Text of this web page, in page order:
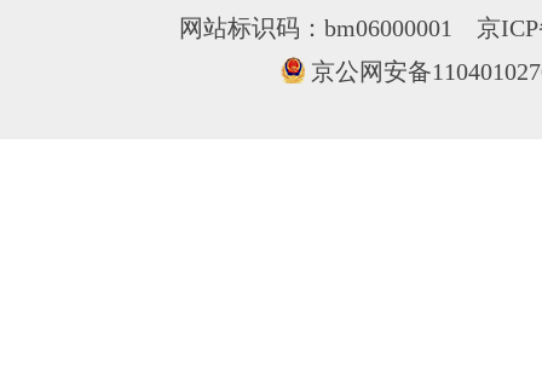
网站标识码：bm06000001 京
京公网安备